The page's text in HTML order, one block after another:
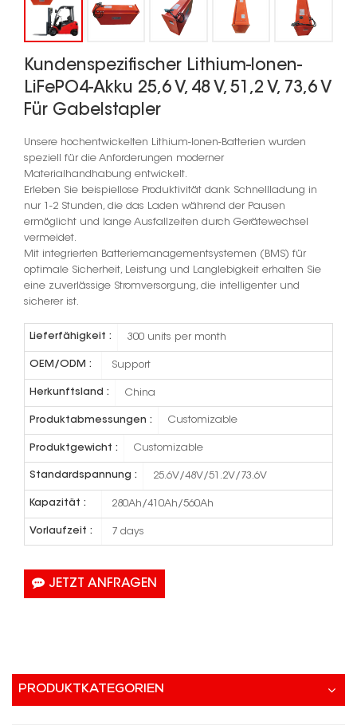
Kundenspezifischer Lithium-Ionen-
LiFePO4-Akku 25,6 V, 48 V, 51,2 V, 73,6 V
Für Gabelstapler
Unsere hochentwickelten Lithium-Ionen-Batterien wurden
speziell für die Anforderungen moderner
Materialhandhabung entwickelt.
Erleben Sie beispiellose Produktivität dank Schnellladung in
nur 1-2 Stunden, die das Laden während der Pausen
ermöglicht und lange Ausfallzeiten durch Gerätewechsel
vermeidet.
Mit integrierten Batteriemanagementsystemen (BMS) für
optimale Sicherheit, Leistung und Langlebigkeit erhalten Sie
eine zuverlässige Stromversorgung, die intelligenter und
sicherer ist.
Lieferfähigkeit : 300 units per month
OEM/ODM : Support
Herkunftsland : China
Produktabmessungen : Customizable
Produktgewicht : Customizable
Standardspannung : 25.6V/48V/51.2V/73.6V
Kapazität : 280Ah/410Ah/560Ah
Vorlaufzeit : 7 days
JETZT ANFRAGEN
PRODUKTKATEGORIEN